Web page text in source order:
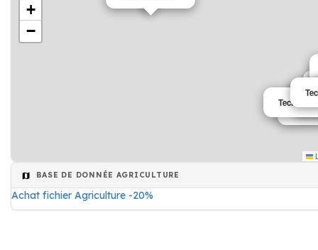
+
−
BASE DE DONNÉE AGRICULTURE
Achat fichier Agriculture -20%